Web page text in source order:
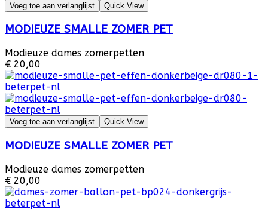
Voeg toe aan verlanglijst Quick View
MODIEUZE SMALLE ZOMER PET
Modieuze dames zomerpetten
€ 20,00
Voeg toe aan verlanglijst Quick View
MODIEUZE SMALLE ZOMER PET
Modieuze dames zomerpetten
€ 20,00